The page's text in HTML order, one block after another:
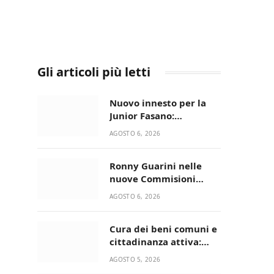
Gli articoli più letti
Nuovo innesto per la
Junior Fasano:
ingaggiato il
AGOSTO 6, 2026
Ronny Guarini nelle
nuove Commisioni
Acisport
AGOSTO 6, 2026
Cura dei beni comuni e
cittadinanza attiva:
online l’avviso per la
AGOSTO 5, 2026